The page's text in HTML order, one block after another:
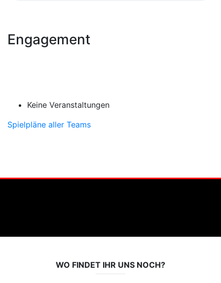
Engagement
Keine Veranstaltungen
Spielpläne aller Teams
WO FINDET IHR UNS NOCH?